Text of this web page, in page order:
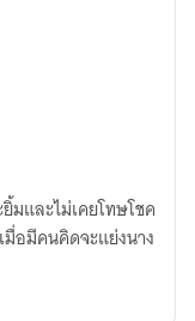
มและไม่เคยโทษโชค
มื่อมีคนคิดจะแย่งนาง